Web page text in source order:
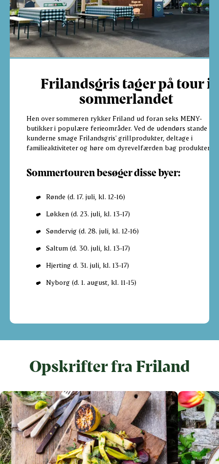
Frilandsgris tager på tour i
sommerlandet
Hen over sommeren rykker Friland ud foran seks MENY-
butikker i populære ferieområder. Ved de udendørs stande
kunderne smage Frilandsgris' grillprodukter, deltage i
familieaktiviteter og høre om dyrevelfærden bag produkterne.
Sommertouren besøger disse byer:
Rønde (d. 17. juli, kl. 12-16)
Løkken (d. 23. juli, kl. 13-17)
Søndervig (d. 28. juli, kl. 12-16)
Saltum (d. 30. juli, kl. 13-17)
Hjerting d. 31. juli, kl. 13-17)
Nyborg (d. 1. august, kl. 11-15)
Opskrifter fra Friland